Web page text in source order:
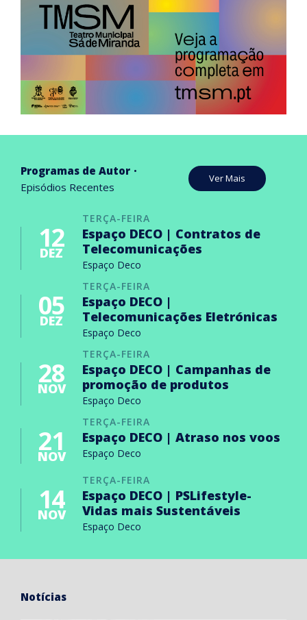
Programas de Autor
Episódios Recentes
Ver Mais
TERÇA-FEIRA
12
DEZ
Espaço DECO | Contratos de
Telecomunicações
Espaço Deco
TERÇA-FEIRA
05
DEZ
Espaço DECO |
Telecomunicações Eletrónicas
Espaço Deco
TERÇA-FEIRA
28
NOV
Espaço DECO | Campanhas de
promoção de produtos
Espaço Deco
TERÇA-FEIRA
21
NOV
Espaço DECO | Atraso nos voos
Espaço Deco
TERÇA-FEIRA
14
NOV
Espaço DECO | PSLifestyle-
Vidas mais Sustentáveis
Espaço Deco
Notícias